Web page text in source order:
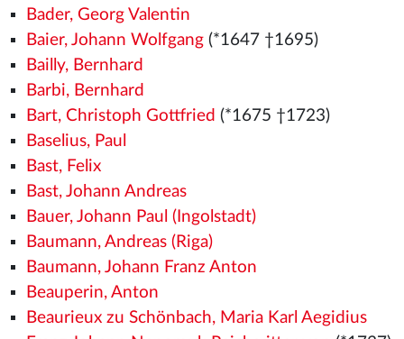
Bader, Georg Valentin
Baier, Johann Wolfgang(*1647 †1695)
Bailly, Bernhard
Barbi, Bernhard
Bart, Christoph Gottfried (*1675 †1723)
Baselius, Paul
Bast, Felix
Bast, Johann Andreas
Bauer, Johann Paul (Ingolstadt)
Baumann, Andreas (Riga)
Baumann, Johann Franz Anton
Beauperin, Anton
Beaurieux zu Schönbach, Maria Karl Aegidius